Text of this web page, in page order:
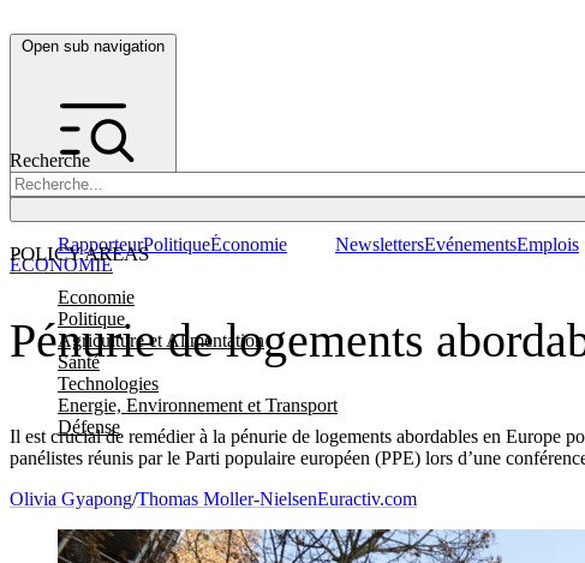
Open sub navigation
Recherche
POLICY AREAS
Economie
Politique
Agriculture et Alimentation
Santé
Technologies
Energie, Environnement et Transport
Défense
RapporteurPolitiqueÉconomie NewslettersEvénementsEmplois
Pénurie de logements
Il est crucial de remédier à la pénurie de logements abordables en Europe
panélistes réunis par le Parti populaire européen (PPE) lors d’une
ÉCONOMIE
Olivia Gyapong/Thomas Moller-NielsenEuractiv.com